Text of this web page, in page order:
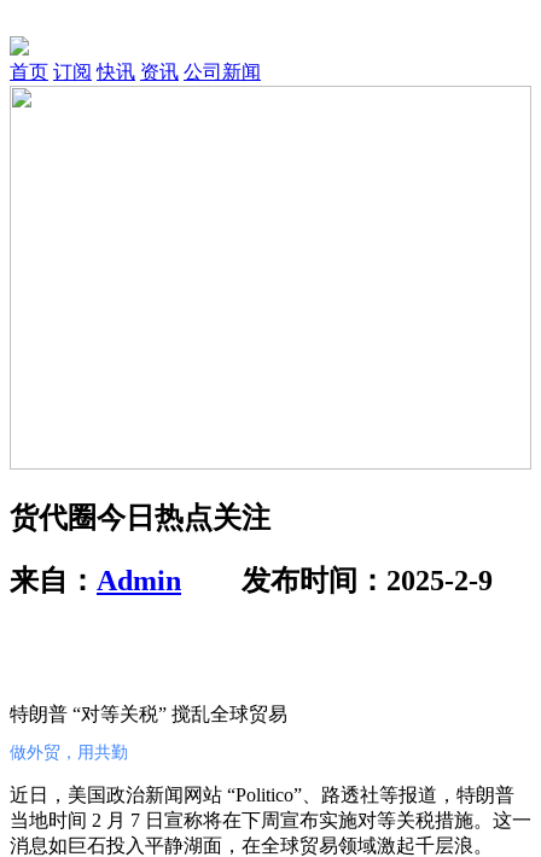
首页 订阅 快讯 资讯 公司新闻
货代圈今日热点关注
来自： Admin 发布时间：2025-2-9
特朗普 “对等关税” 搅乱全球贸易
做外贸，用共勤
近日，美国政治新闻网站 “Politico”、路透社等报道，特朗普
当地时间 2 月 7 日宣称将在下周宣布实施对等关税措施。这一
消息如巨石投入平静湖面，在全球贸易领域激起千层浪。